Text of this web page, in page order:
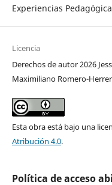
Experiencias
Licencia
Derechos de autor 2026
Maximiliano Romero-
Esta obra está bajo una
Atribución 4.0.
Política de acceso